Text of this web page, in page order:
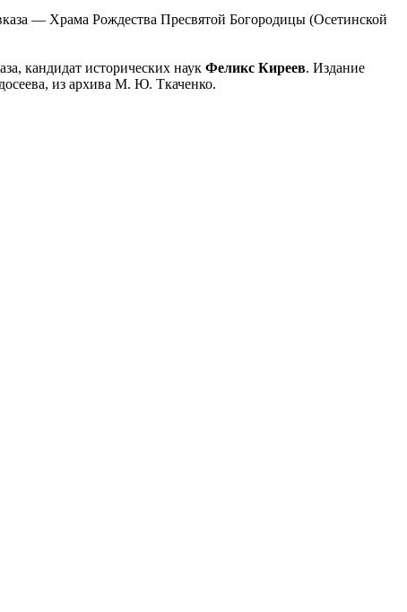
— Храма Рождества Пресвятой Богородицы (Осетинской
кандидат исторических наук Феликс Киреев. Издание
из архива М. Ю. Ткаченко.